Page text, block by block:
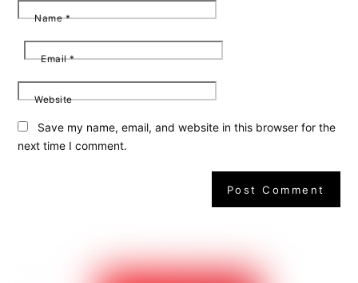
Name*
Email*
Website
Save my name, email, and website in this browser for the
next time I comment.